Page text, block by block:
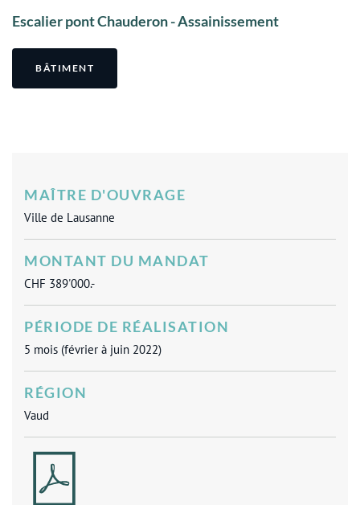
Escalier pont Chauderon - Assainissement
BÂTIMENT
MAÎTRE D'OUVRAGE
Ville de Lausanne
MONTANT DU MANDAT
CHF 389'000.-
PÉRIODE DE RÉALISATION
5 mois (février à juin 2022)
RÉGION
Vaud